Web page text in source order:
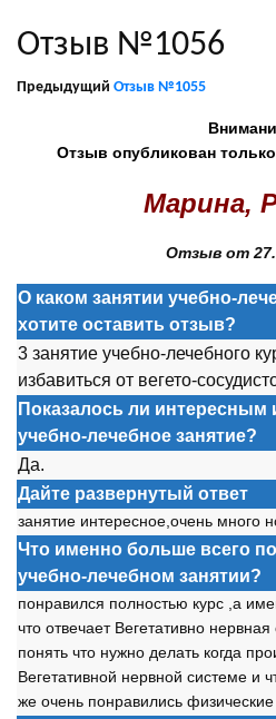
Отзыв №1056
Предыдущий Отзыв №1055
Отзыв опубликован
Марина,
Отзыв от
О каком занятии учебно-
хотите оставить отзыв?
3 занятие учебно-лечебного
избавиться от вегето-
Показалось ли
учебно-лечебное занятие?
Да.
Дайте развернутый ответ
занятие интересное, очень много н
Что именно больше всего
учебно-лечебном занятии?
понравился полностью курс ,а
что отвечает Вегетативно нервная
понять что нужно делать когда про
Вегетативной нервной системе и
же очень понравились